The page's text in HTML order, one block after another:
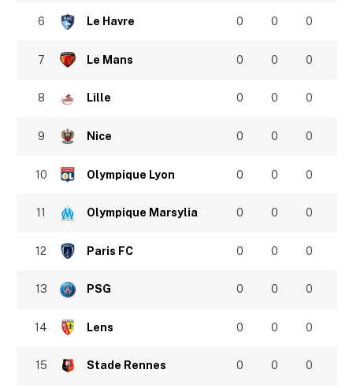
6 Le Havre 0 0 0
7 Le Mans 0 0 0
8 Lille 0 0 0
9 Nice 0 0 0
10 Olympique Lyon 0 0 0
11 Olympique Marsylia 0 0 0
12 Paris FC 0 0 0
13 PSG 0 0 0
14 Lens 0 0 0
15 Stade Rennes 0 0 0